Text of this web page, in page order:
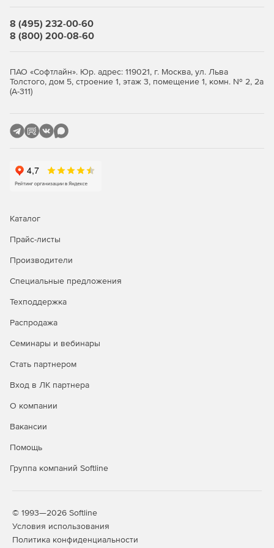
Окно «Локальная смета»
Переключение метода расчета: базисно-индексный,
Задание и редактирование формул расчета объема и
стоимости.
Пересчет сметы и акта из справочников.
Окно «Акт выполненных работ»
Задание общего процента выполнения по всей смете
Графическое отображение закрытия по каждой
Дополнительные возможности
Редактор стандартных сметных отчетов.
Фильтр во всех справочниках.
Автоматический расчет массы строительного мусора
8 (495) 232-00-60
8 (800) 200-08-60
ПАО «Софтлайн». Юр. адрес: 119021, г. Москва, ул. Льва
Толстого, дом 5, строение 1, этаж 3, помещение 1, комн. № 2, 2а
(А-311)
Каталог
Прайс-листы
Производители
Специальные предложения
Техподдержка
Распродажа
Семинары и вебинары
Стать партнером
Вход в ЛК партнера
О компании
Вакансии
Помощь
Группа компаний Softline
© 1993—2026 Softline
Условия использования
Политика конфиденциальности